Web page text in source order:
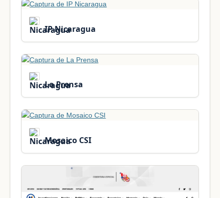
IP Nicaragua
La Prensa
Mosaico CSI